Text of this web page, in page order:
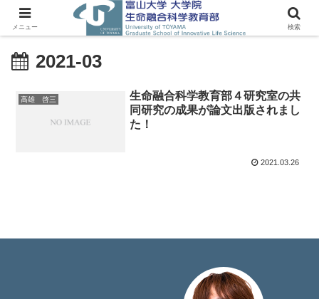
2021-03
高雄 啓三
生命融合科学教育部４研究室の共
同研究の成果が論文出版されまし
た！
2021.03.26
メニュー 検索